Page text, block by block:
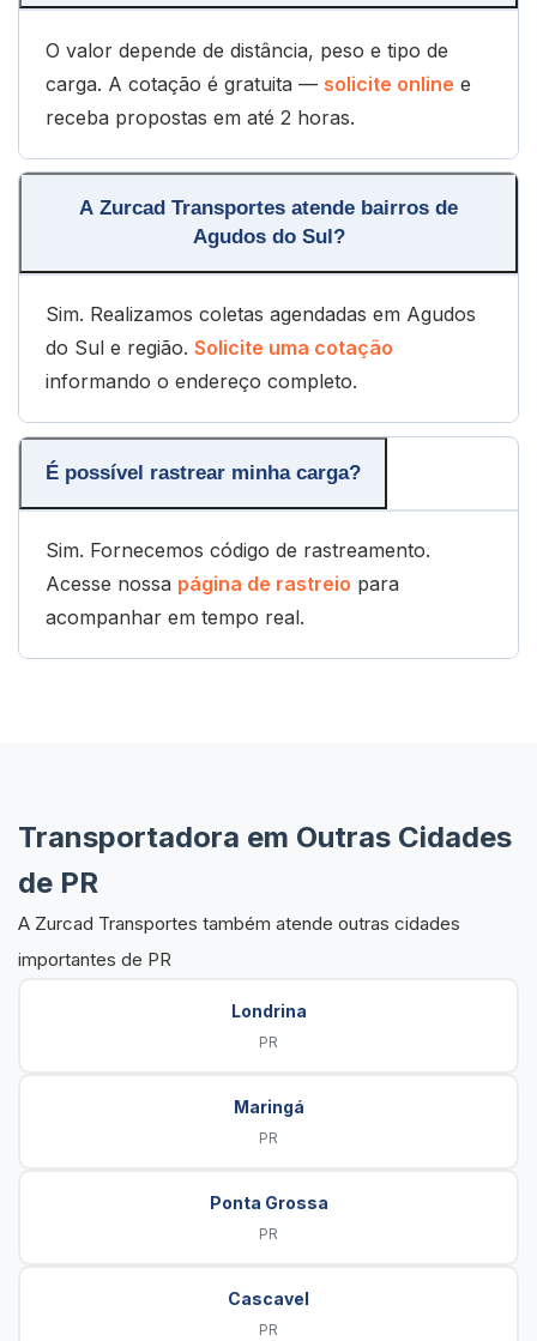
O valor depende de distância, peso e tipo de
carga. A cotação é gratuita — solicite online e
receba propostas em até 2 horas.
A Zurcad Transportes atende bairros de
Agudos do Sul?
Sim. Realizamos coletas agendadas em Agudos
do Sul e região. Solicite uma cotação
informando o endereço completo.
É possível rastrear minha carga?
Sim. Fornecemos código de rastreamento.
Acesse nossa página de rastreio para
acompanhar em tempo real.
Transportadora em Outras Cidades
de PR
A Zurcad Transportes também atende outras cidades
importantes de PR
Londrina
PR
Maringá
PR
Ponta Grossa
PR
Cascavel
PR